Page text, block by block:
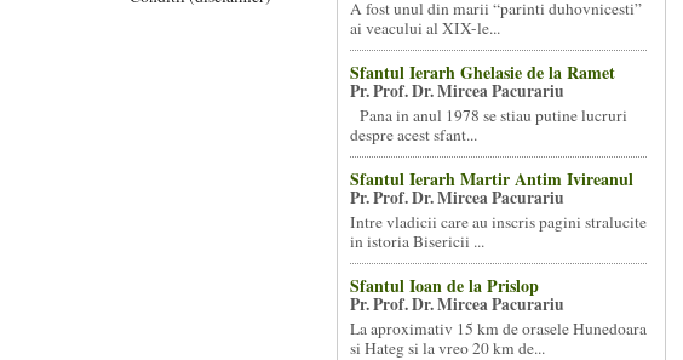
A fost unul din marii “parinti duhovnicesti”
ai veacului al XIX-le...
Sfantul Ierarh Ghelasie de la Ramet
Pr. Prof. Dr. Mircea Pacurariu
Pana in anul 1978 se stiau putine lucruri
despre acest sfant...
Sfantul Ierarh Martir Antim Ivireanul
Pr. Prof. Dr. Mircea Pacurariu
Intre vladicii care au inscris pagini stralucite
in istoria Bisericii ...
Sfantul Ioan de la Prislop
Pr. Prof. Dr. Mircea Pacurariu
La aproximativ 15 km de orasele Hunedoara
si Hateg si la vreo 20 km de...